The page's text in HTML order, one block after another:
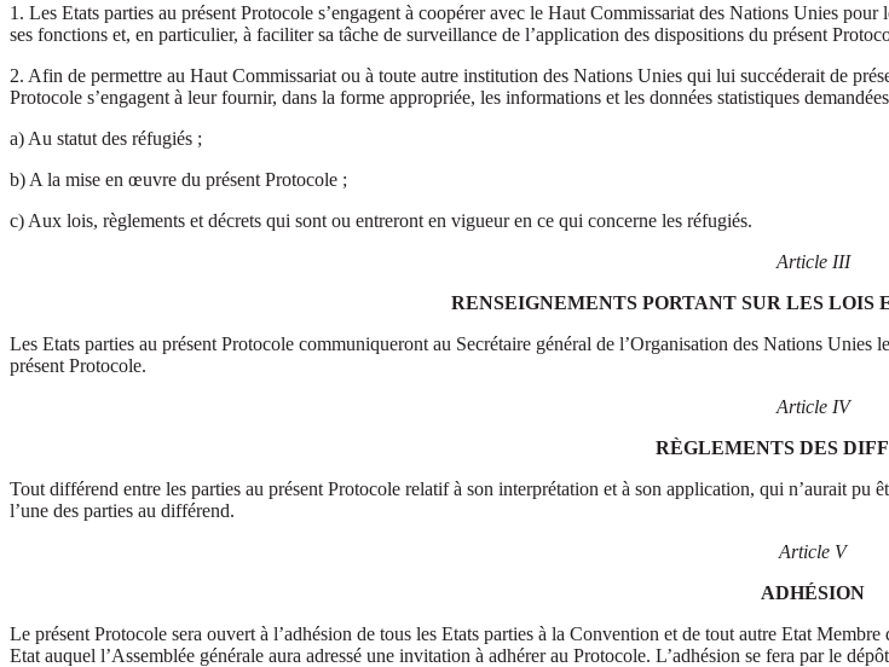
1. Les Etats parties au présent Protocole s’engagent à coopérer avec le Haut Commissariat des Nations Unies
ses fonctions et, en particulier, à faciliter sa tâche de surveillance de l’application des dispositions du présent
2. Afin de permettre au Haut Commissariat ou à toute autre institution des Nations Unies qui lui succéderait de
Protocole s’engagent à leur fournir, dans la forme appropriée, les informations et les données statistiques
a) Au statut des réfugiés ;
b) A la mise en œuvre du présent Protocole ;
c) Aux lois, règlements et décrets qui sont ou entreront en vigueur en ce qui concerne les réfugiés.
Article III
RENSEIGNEMENTS PORTANT SUR LES
Les Etats parties au présent Protocole communiqueront au Secrétaire général de l’Organisation des Nations
présent Protocole.
Article IV
RÈGLEMENTS DES
Tout différend entre les parties au présent Protocole relatif à son interprétation et à son application, qui n’aurait pu
l’une des parties au différend.
Article V
ADHÉSION
Le présent Protocole sera ouvert à l’adhésion de tous les Etats parties à la Convention et de tout autre Etat
Etat auquel l’Assemblée générale aura adressé une invitation à adhérer au Protocole. L’adhésion se fera par le